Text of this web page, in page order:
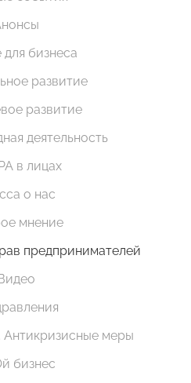
бизнеса
развитие
развитие
деятельность
в лицах
о нас
мнение
предпринимателей
меры
бизнес